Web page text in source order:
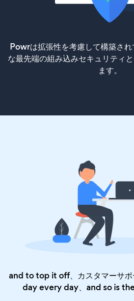
Powrは拡張性を考慮して構築さ
な最先端の組み込みセキュリティ
ます。
and to top it off、カスタマーサポ
day every day、and so is